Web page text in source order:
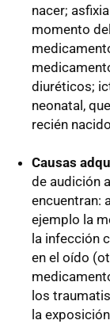
nacer;
momento
diuréticos;
neonatal,
recién
Causas
de audición
encuentran:
ejemplo la
la infección
en el oído
los
la